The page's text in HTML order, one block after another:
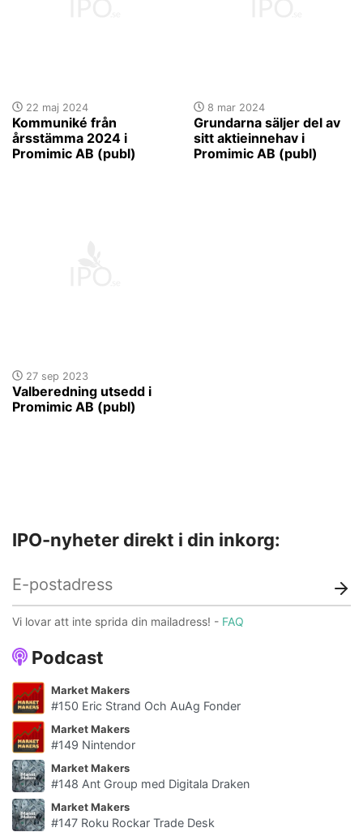
22 maj 2024
Kommuniké från
årsstämma 2024 i
Promimic AB (publ)
8 mar 2024
Grundarna säljer del av
sitt aktieinnehav i
Promimic AB (publ)
27 sep 2023
Valberedning utsedd i
Promimic AB (publ)
Podcast
Market Makers
#150 Eric Strand Och AuAg Fonder
Market Makers
#149 Nintendor
Market Makers
#148 Ant Group med Digitala Draken
Market Makers
#147 Roku Rockar Trade Desk
IPO-nyheter direkt i din inkorg:
Vi lovar att inte sprida din mailadress! - FAQ